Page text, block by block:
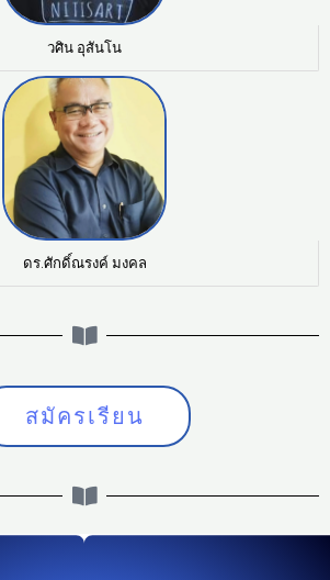
วศิน อุสันโน
ดร.ศักดิ์ณรงค์ มงคล
สมัครเรียน